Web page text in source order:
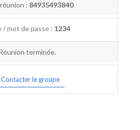
: 84935493840
/ mot de passe : 1234
terminée.
Contacter le groupe